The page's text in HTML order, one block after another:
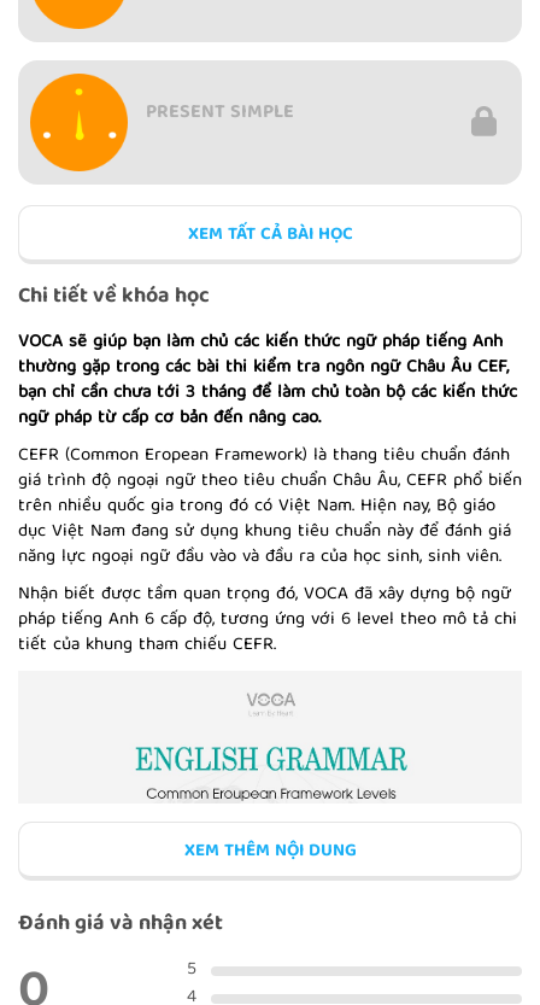
PRESENT SIMPLE
QUESTIONS: YES - NO
ADJECTIVES: COMPOUND
ADJECTIVES: ORDER
NOUNS: UNCOUNTABLE
COMPARISONS: SIMILARITY
XEM TẤT CẢ BÀI HỌC
Chi tiết về khóa học
VOCA sẽ giúp bạn làm chủ các kiến thức ngữ pháp tiếng Anh
thường gặp trong các bài thi kiểm tra ngôn ngữ Châu Âu CEF,
bạn chỉ cần chưa tới 3 tháng để làm chủ toàn bộ các kiến thức
ngữ pháp từ cấp cơ bản đến nâng cao.
CEFR (Common Eropean Framework) là thang tiêu chuẩn đánh
giá trình độ ngoại ngữ theo tiêu chuẩn Châu Âu, CEFR phổ biến
trên nhiều quốc gia trong đó có Việt Nam. Hiện nay, Bộ giáo
dục Việt Nam đang sử dụng khung tiêu chuẩn này để đánh giá
năng lực ngoại ngữ đầu vào và đầu ra của học sinh, sinh viên.
Nhận biết được tầm quan trọng đó, VOCA đã xây dựng bộ ngữ
pháp tiếng Anh 6 cấp độ, tương ứng với 6 level theo mô tả chi
tiết của khung tham chiếu CEFR.
XEM THÊM NỘI DUNG
Đánh giá và nhận xét
5
4